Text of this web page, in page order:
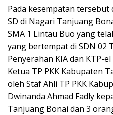
Pada kesempatan tersebut
SD di Nagari Tanjuang
SMA 1 Lintau Buo yang
yang bertempat di SDN 02
Penyerahan KIA dan KTP-
Ketua TP PKK Kabupaten
oleh Staf Ahli TP PKK
Dwinanda Ahmad Fadly
Tanjuang Bonai dan 3